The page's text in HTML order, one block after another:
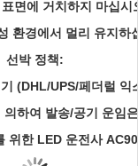
면에 거치하지 마십시
환경에서 멀리 유지하
선박 정책:
(DHL/UPS/페더럴 익
하여 발송/공기 운임
위한 LED 운전사